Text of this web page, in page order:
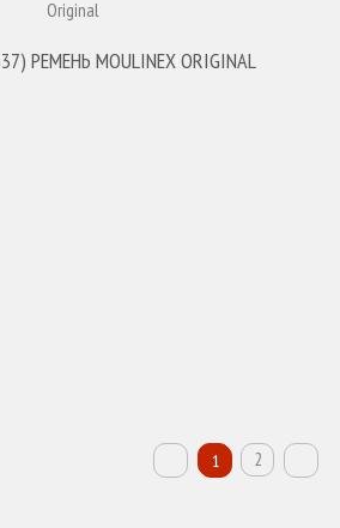
РЕМЕНЬ MOULINEX ORIGINAL
1 2